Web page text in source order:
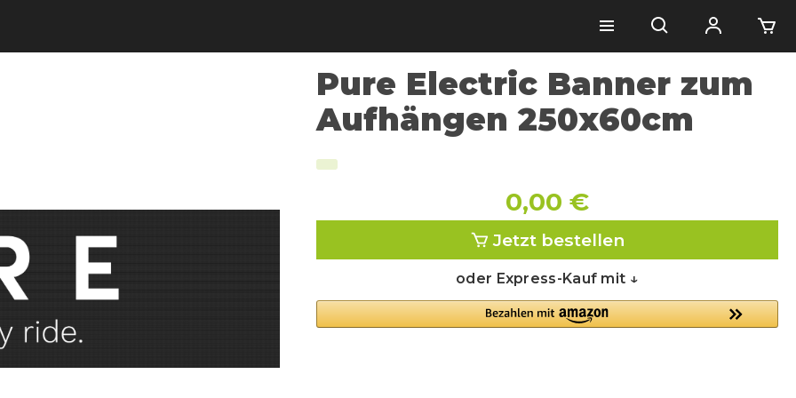
Pure Electric Banner zum
Aufhängen 250x60cm
0,00 €
Jetzt bestellen
oder Express-Kauf mit ↓